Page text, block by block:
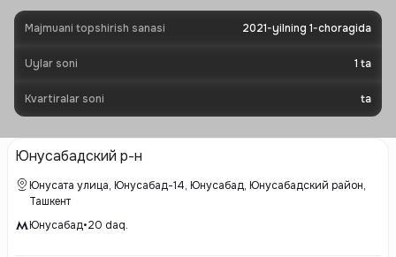
Majmuani topshirish sanasi 2021-yilning 1-choragida
Uylar soni 1 ta
Kvartiralar soni ta
Юнусабадский р-н
Юнусата улица, Юнусабад-14, Юнусабад, Юнусабадский район,
Ташкент
Юнусабад•20 daq.